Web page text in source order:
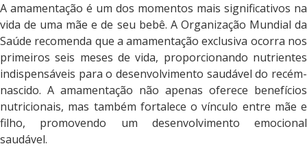
A amamentação é um dos momentos mais significativos na
vida de uma mãe e de seu bebê. A Organização Mundial da
Saúde recomenda que a amamentação exclusiva ocorra nos
primeiros seis meses de vida, proporcionando nutrientes
indispensáveis para o desenvolvimento saudável do recém-
nascido. A amamentação não apenas oferece benefícios
nutricionais, mas também fortalece o vínculo entre mãe e
filho, promovendo um desenvolvimento emocional
saudável.